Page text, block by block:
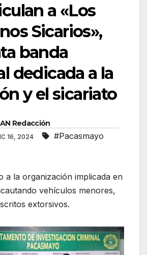
a «Los
Sicarios»,
banda
dedicada a la
y el sicariato
AN Redacción
16, 2024 #Pacasmayo
a la organización implicada en
vehículos menores,
extorsivos.